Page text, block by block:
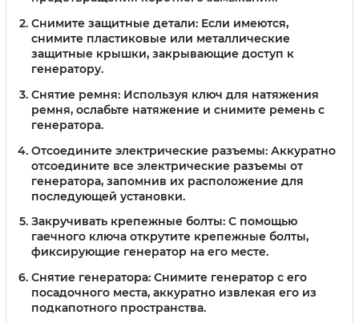
Снимите защитные детали: Если имеются,
снимите пластиковые или металлические
защитные крышки, закрывающие доступ к
генератору.
Снятие ремня: Используя ключ для натяжения
ремня, ослабьте натяжение и снимите ремень с
генератора.
Отсоедините электрические разъемы: Аккуратно
отсоедините все электрические разъемы от
генератора, запомнив их расположение для
последующей установки.
Закручивать крепежные болты: С помощью
гаечного ключа открутите крепежные болты,
фиксирующие генератор на его месте.
Снятие генератора: Снимите генератор с его
посадочного места, аккуратно извлекая его из
подкапотного пространства.